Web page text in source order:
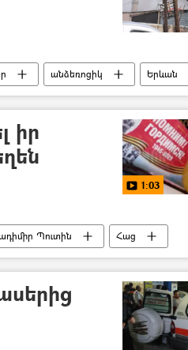
անձեռոցիկ Երևան
իր
1:03
Պուտին
Հաց